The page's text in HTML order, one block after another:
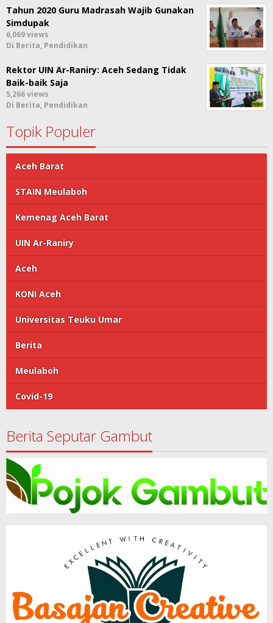
Tahun 2020 Guru Madrasah Wajib Gunakan
Simdupak
6,069 views
Di Berita, Pendidikan
Rektor UIN Ar-Raniry: Aceh Sedang Tidak
Baik-baik Saja
5,266 views
Di Berita, Pendidikan
Topik Populer
Aceh Barat
STAIN Meulaboh
Kemenag Aceh Barat
UIN Ar-Raniry
Aceh
KONI Aceh
Universitas Teuku Umar
Berita
Meulaboh
Covid-19
Berita Seputar Gambut